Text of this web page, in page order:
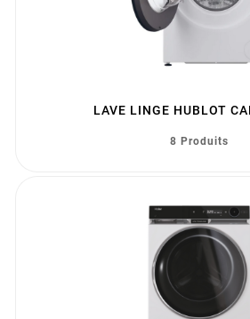
LAVE LINGE HUBLOT
8 Produits